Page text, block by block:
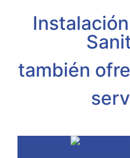
también